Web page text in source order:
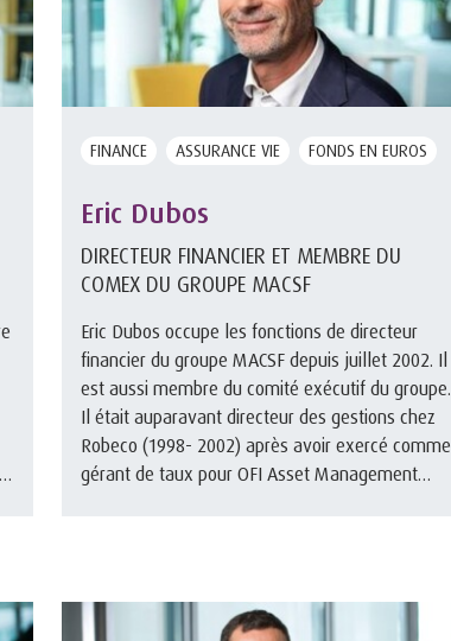
FINANCE ASSURANCE VIE FONDS EN EUROS
Eric Dubos
DIRECTEUR FINANCIER ET MEMBRE DU
COMEX DU GROUPE MACSF
Eric Dubos occupe les fonctions de directeur
financier du groupe MACSF depuis juillet 2002. Il
est aussi membre du comité exécutif du groupe.
Il était auparavant directeur des gestions chez
Robeco (1998- 2002) après avoir exercé comme
gérant de taux pour OFI Asset Management